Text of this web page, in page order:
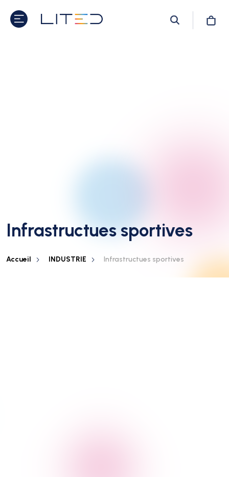
Infrastructues sportives
Accueil INDUSTRIE Infrastructues sportives